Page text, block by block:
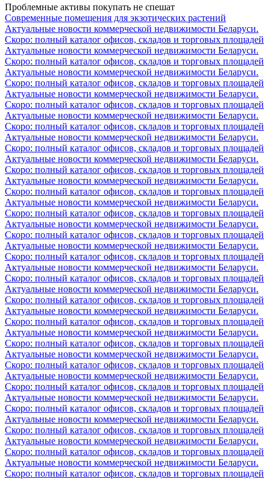
Проблемные активы покупать не спешат
Современные помещения для экзотических растений
Актуальные новости коммерческой недвижимости Беларуси.
Скоро: полный каталог офисов, складов и торговых площадей
Актуальные новости коммерческой недвижимости Беларуси.
Скоро: полный каталог офисов, складов и торговых площадей
Актуальные новости коммерческой недвижимости Беларуси.
Скоро: полный каталог офисов, складов и торговых площадей
Актуальные новости коммерческой недвижимости Беларуси.
Скоро: полный каталог офисов, складов и торговых площадей
Актуальные новости коммерческой недвижимости Беларуси.
Скоро: полный каталог офисов, складов и торговых площадей
Актуальные новости коммерческой недвижимости Беларуси.
Скоро: полный каталог офисов, складов и торговых площадей
Актуальные новости коммерческой недвижимости Беларуси.
Скоро: полный каталог офисов, складов и торговых площадей
Актуальные новости коммерческой недвижимости Беларуси.
Скоро: полный каталог офисов, складов и торговых площадей
Актуальные новости коммерческой недвижимости Беларуси.
Скоро: полный каталог офисов, складов и торговых площадей
Актуальные новости коммерческой недвижимости Беларуси.
Скоро: полный каталог офисов, складов и торговых площадей
Актуальные новости коммерческой недвижимости Беларуси.
Скоро: полный каталог офисов, складов и торговых площадей
Актуальные новости коммерческой недвижимости Беларуси.
Скоро: полный каталог офисов, складов и торговых площадей
Актуальные новости коммерческой недвижимости Беларуси.
Скоро: полный каталог офисов, складов и торговых площадей
Актуальные новости коммерческой недвижимости Беларуси.
Скоро: полный каталог офисов, складов и торговых площадей
Актуальные новости коммерческой недвижимости Беларуси.
Скоро: полный каталог офисов, складов и торговых площадей
Актуальные новости коммерческой недвижимости Беларуси.
Скоро: полный каталог офисов, складов и торговых площадей
Актуальные новости коммерческой недвижимости Беларуси.
Скоро: полный каталог офисов, складов и торговых площадей
Актуальные новости коммерческой недвижимости Беларуси.
Скоро: полный каталог офисов, складов и торговых площадей
Актуальные новости коммерческой недвижимости Беларуси.
Скоро: полный каталог офисов, складов и торговых площадей
Актуальные новости коммерческой недвижимости Беларуси.
Скоро: полный каталог офисов, складов и торговых площадей
Актуальные новости коммерческой недвижимости Беларуси.
Скоро: полный каталог офисов, складов и торговых площадей